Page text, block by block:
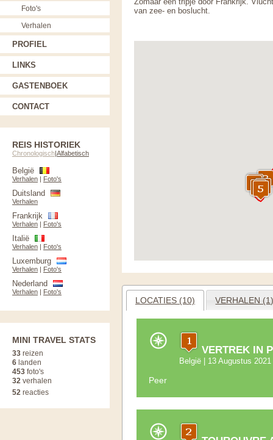
van zee- en boslucht.
LOCATIES (10) VERHALEN
VERTREK IN
België| 13 Augustus 2021
Peer
Foto's
Verhalen
PROFIEL
LINKS
GASTENBOEK
CONTACT
REIS HISTORIEK
Chronologisch|Alfabetisch
België
Verhalen | Foto's
Duitsland
Verhalen
Frankrijk
Verhalen | Foto's
Italië
Verhalen | Foto's
Luxemburg
Verhalen | Foto's
Nederland
Verhalen | Foto's
MINI TRAVEL STATS
33 reizen
6 landen
453 foto's
32 verhalen
52 reacties